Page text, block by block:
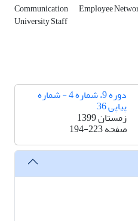
Communication Employee
University Staff
دوره 9، شماره 4 - شماره
پیاپی 36
زمستان 1399
صفحه194-223